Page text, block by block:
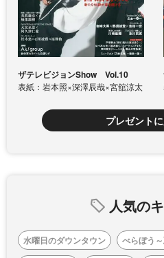
ザテレビジョンShow Vol.10
表紙：岩本照×深澤辰哉×宮舘涼太
プレゼント
人気の
水曜日のダウンタウン べらぼう